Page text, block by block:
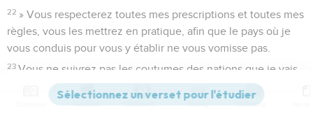
22 » Vous respecterez toutes mes prescriptions et toutes mes
règles, vous les mettrez en pratique, afin que le pays où je
vous conduis pour vous y établir ne vous vomisse pas.
23 Vous ne suivrez pas les coutumes des nations que je vais
chasser devant vous, car elles ont fait cela et je les ai en
Versions Commentaires Strong